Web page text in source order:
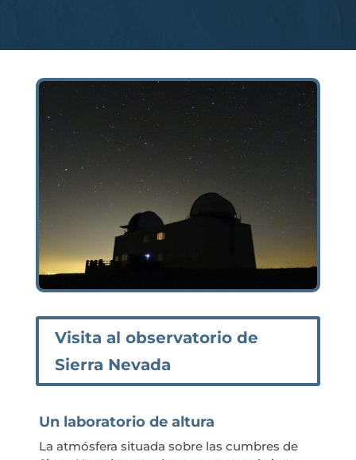
Visita al observatorio de
Sierra Nevada
Un laboratorio de altura
La atmósfera situada sobre las cumbres de